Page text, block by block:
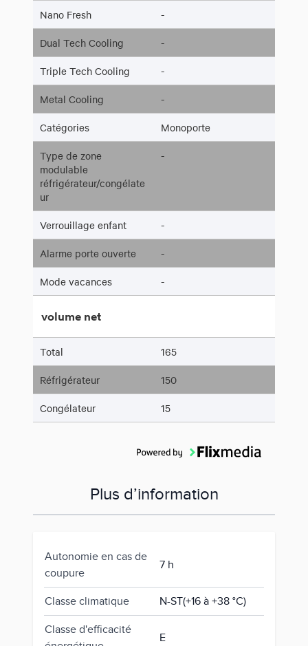
Nano Fresh -
Dual Tech Cooling -
Triple Tech Cooling -
Metal Cooling -
Catégories Monoporte
Type de zone
modulable
réfrigérateur/congélate
ur
-
Verrouillage enfant -
Alarme porte ouverte -
Mode vacances -
volume net
Total 165
Réfrigérateur 150
Congélateur 15
Plus d’information
Autonomie en cas de
coupure
7 h
Classe climatique N-ST(+16 à +38 °C)
Classe d'efficacité
E